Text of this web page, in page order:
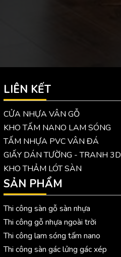
LIÊN KẾT
CỬA NHỰA VÂN GỖ
KHO TẤM NANO LAM SÓNG
TẤM NHỰA PVC VÂN ĐÁ
GIẤY DÁN TƯỜNG - TRANH 3D
KHO THẢM LÓT SÀN
SẢN PHẨM
Thi công sàn gỗ sàn nhựa
Thi công gỗ nhựa ngoài trời
Thi công lam sóng tấm nano
Thi công sàn gác lửng gác xép